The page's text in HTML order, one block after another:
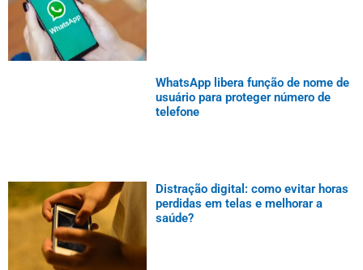
WhatsApp libera função de nome de
usuário para proteger número de
telefone
Distração digital: como evitar horas
perdidas em telas e melhorar a
saúde?